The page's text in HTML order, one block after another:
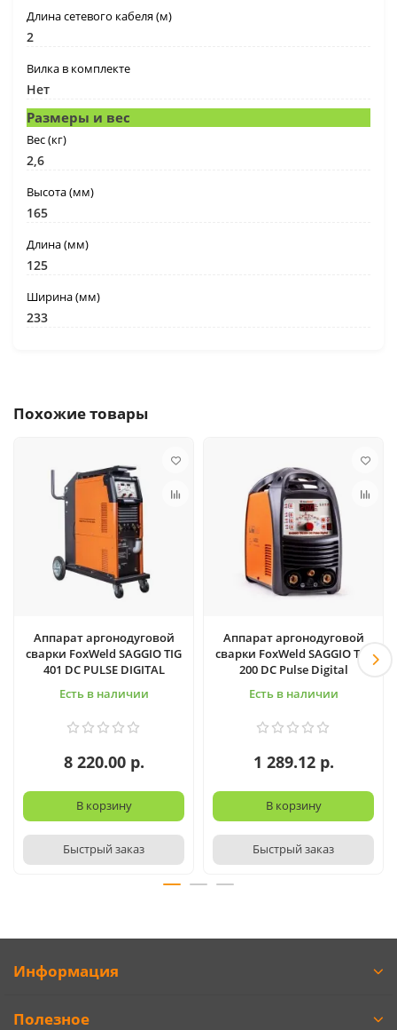
Длина сетевого кабеля (м)
2
Вилка в комплекте
Нет
Размеры и вес
Вес (кг)
2,6
Высота (мм)
165
Длина (мм)
125
Ширина (мм)
233
Похожие товары
Аппарат аргонодуговой
сварки FoxWeld SAGGIO TIG
401 DC PULSE DIGITAL
Есть в наличии
8 220.00 р.
В корзину
Быстрый заказ
Аппарат аргонодуговой
сварки FoxWeld SAGGIO TIG
200 DC Pulse Digital
Есть в наличии
1 289.12 р.
В корзину
Быстрый заказ
Информация
Полезное